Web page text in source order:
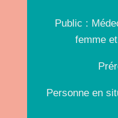
Public :
femme
Personne en